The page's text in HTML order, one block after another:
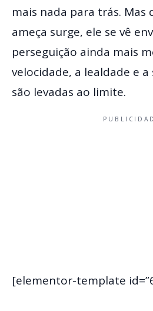
mais nada para trás. Mas
ameça surge, ele se vê
perseguição ainda mais
velocidade, a lealdade e a
são levadas ao limite.
[elementor-template